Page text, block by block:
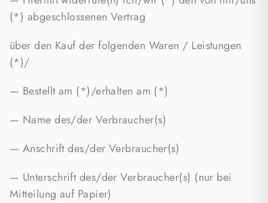
(*) abgeschlossenen Vertrag
über den Kauf der folgenden Waren / Leistungen
(*)/
— Bestellt am (*)/erhalten am (*)
— Name des/der Verbraucher(s)
— Anschrift des/der Verbraucher(s)
— Unterschrift des/der Verbraucher(s) (nur bei
Mitteilung auf Papier)